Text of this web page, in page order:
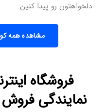
دلخواهتون رو پیدا کنین.
مشاهده همه
فروشگاه
نمایندگی